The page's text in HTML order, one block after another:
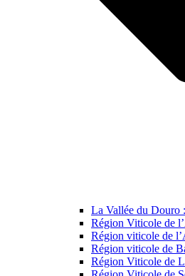
La Vallée du Douro
Région Viticole de
Région viticole de
Région viticole de
Région Viticole de